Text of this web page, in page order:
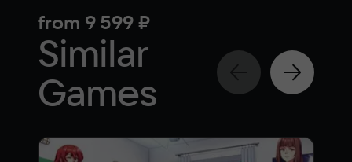
from 9 599 ₽
Similar
Games